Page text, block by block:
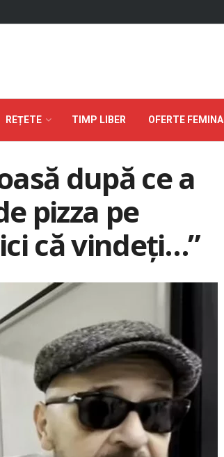
REȚETE TIMP LIBER OFERTE FEMINA
după ce a
pizza pe
că vindeți…”